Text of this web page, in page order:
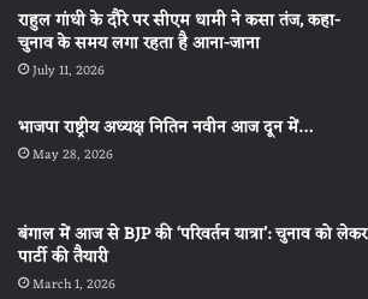
राहुल गांधी के दौरे पर सीएम धामी ने कसा तंज, कहा-
चुनाव के समय लगा रहता है आना-जाना
July 11, 2026
भाजपा राष्ट्रीय अध्यक्ष नितिन नवीन आज दून में…
May 28, 2026
बंगाल में आज से BJP की ‘परिवर्तन यात्रा’: चुनाव को लेकर
पार्टी की तैयारी
March 1, 2026